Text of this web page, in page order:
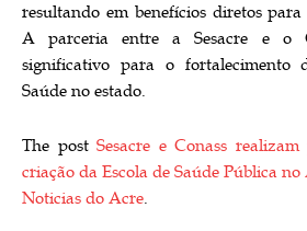
resultando em benefícios diretos
A parceria entre a Sesacre e o
significativo para o fortalecimento
Saúde no estado.
The post Sesacre e Conass
criação da Escola de Saúde Pública no
Noticias do Acre.